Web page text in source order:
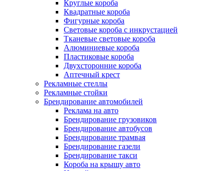
Круглые короба
Квадратные короба
Фигурные короба
Световые короба с инкрустацией
Тканевые световые короба
Алюминиевые короба
Пластиковые короба
Двухсторонние короба
Аптечный крест
Рекламные стеллы
Рекламные стойки
Брендирование автомобилей
Реклама на авто
Брендирование грузовиков
Брендирование автобусов
Брендирование трамвая
Брендирование газели
Брендирование такси
Короба на крышу авто